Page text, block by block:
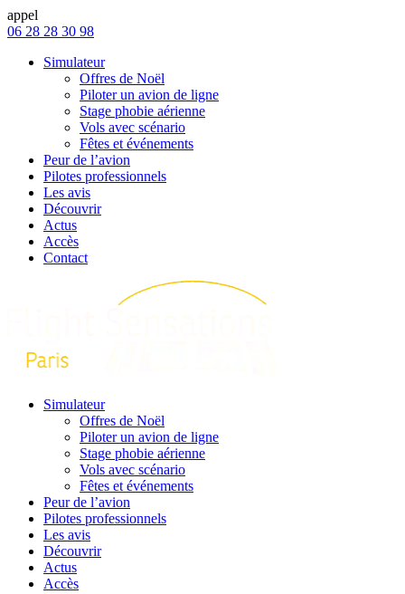
appel
06 28 28 30 98
Simulateur
Offres de Noël
Piloter un avion de ligne
Stage phobie aérienne
Vols avec scénario
Fêtes et événements
Peur de l’avion
Pilotes professionnels
Les avis
Découvrir
Actus
Accès
Contact
Simulateur
Offres de Noël
Piloter un avion de ligne
Stage phobie aérienne
Vols avec scénario
Fêtes et événements
Peur de l’avion
Pilotes professionnels
Les avis
Découvrir
Actus
Accès